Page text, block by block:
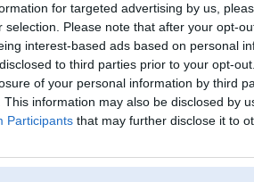
for targeted advertising by us,
selection. Please note that after your opt-
interest-based ads based on personal
to third parties prior to your opt-
of your personal information by third
This information may also be disclosed by
Participants that may further disclose it to
Lietotājvārds:
gatmig
Pilsēta:
Rīga
Braucu ar:
Nodarbošanās:
plaša
Ziņojumi forumā:
9